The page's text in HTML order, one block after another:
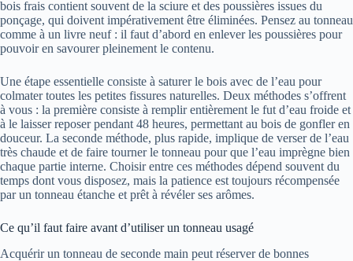
bois frais contient souvent de la sciure et des poussières issues du
ponçage, qui doivent impérativement être éliminées. Pensez au tonneau
comme à un livre neuf : il faut d’abord en enlever les poussières pour
pouvoir en savourer pleinement le contenu.
Une étape essentielle consiste à saturer le bois avec de l’eau pour
colmater toutes les petites fissures naturelles. Deux méthodes s’offrent
à vous : la première consiste à remplir entièrement le fut d’eau froide et
à le laisser reposer pendant 48 heures, permettant au bois de gonfler en
douceur. La seconde méthode, plus rapide, implique de verser de l’eau
très chaude et de faire tourner le tonneau pour que l’eau imprègne bien
chaque partie interne. Choisir entre ces méthodes dépend souvent du
temps dont vous disposez, mais la patience est toujours récompensée
par un tonneau étanche et prêt à révéler ses arômes.
Ce qu’il faut faire avant d’utiliser un tonneau usagé
Acquérir un tonneau de seconde main peut réserver de bonnes